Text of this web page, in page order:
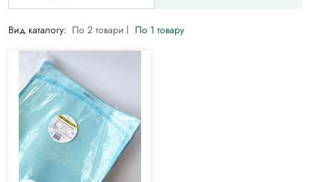
Вид каталогу: По 2 товари По 1 товару